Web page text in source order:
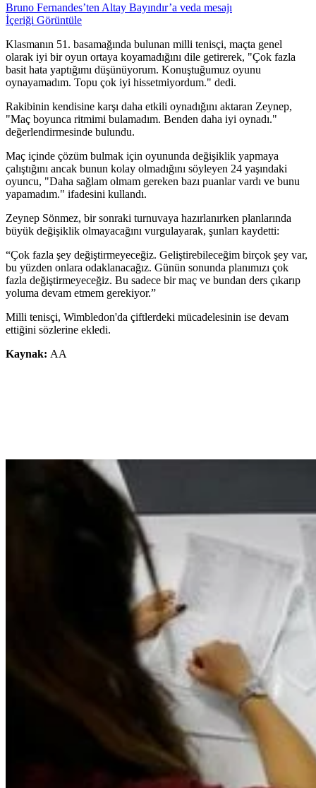
Bruno Fernandes’ten Altay Bayındır’a veda mesajı
İçeriği Görüntüle
Klasmanın 51. basamağında bulunan milli tenisçi, maçta genel
olarak iyi bir oyun ortaya koyamadığını dile getirerek, "Çok fazla
basit hata yaptığımı düşünüyorum. Konuştuğumuz oyunu
oynayamadım. Topu çok iyi hissetmiyordum." dedi.
Rakibinin kendisine karşı daha etkili oynadığını aktaran Zeynep,
"Maç boyunca ritmimi bulamadım. Benden daha iyi oynadı."
değerlendirmesinde bulundu.
Maç içinde çözüm bulmak için oyununda değişiklik yapmaya
çalıştığını ancak bunun kolay olmadığını söyleyen 24 yaşındaki
oyuncu, "Daha sağlam olmam gereken bazı puanlar vardı ve bunu
yapamadım." ifadesini kullandı.
Zeynep Sönmez, bir sonraki turnuvaya hazırlanırken planlarında
büyük değişiklik olmayacağını vurgulayarak, şunları kaydetti:
“Çok fazla şey değiştirmeyeceğiz. Geliştirebileceğim birçok şey var,
bu yüzden onlara odaklanacağız. Günün sonunda planımızı çok
fazla değiştirmeyeceğiz. Bu sadece bir maç ve bundan ders çıkarıp
yoluma devam etmem gerekiyor.”
Milli tenisçi, Wimbledon'da çiftlerdeki mücadelesinin ise devam
ettiğini sözlerine ekledi.
Kaynak: AA